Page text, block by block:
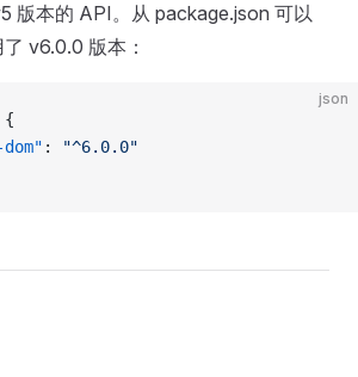
版本的 API。从 package.json 可以
v6.0.0 版本：
json
{
dom"
:
"^6.0.0"